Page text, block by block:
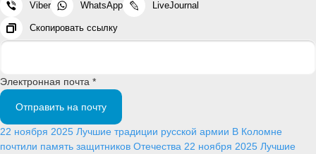
Viber WhatsApp LiveJournal
Скопировать ссылку
Электронная почта *
Отправить на почту
22 ноября 2025 Лучшие традиции русской армии В Коломне
почтили память защитников Отечества 22 ноября 2025 Лучшие